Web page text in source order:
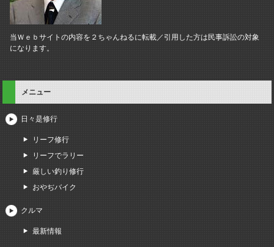
当Ｗｅｂサイトの内容を２ちゃんねるに転載／引用した方は民事訴訟の対象
になります。
メニュー
日々是修行
リーフ修行
リーフでラリー
厳しい釣り修行
おやぢバイク
クルマ
最新情報